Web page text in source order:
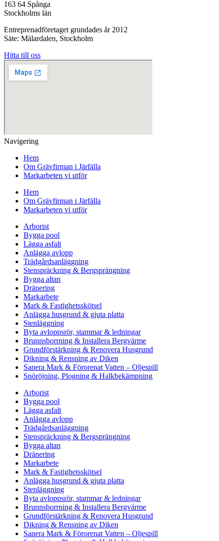
163 64 Spånga
Stockholms län
Entreprenadföretaget grundades år 2012
Säte: Mälardalen, Stockholm
Hitta till oss
Navigering
Hem
Om Grävfirman i Järfälla
Markarbeten vi utför
Hem
Om Grävfirman i Järfälla
Markarbeten vi utför
Arborist
Bygga pool
Lägga asfalt
Anlägga avlopp
Trädgårdsanläggning
Stenspräckning & Bergsprängning
Bygga altan
Dränering
Markarbete
Mark & Fastighetsskötsel
Anlägga husgrund & gjuta platta
Stenläggning
Byta avloppsrör, stammar & ledningar
Brunnsborrning & Installera Bergvärme
Grundförstärkning & Renovera Husgrund
Dikning & Rensning av Diken
Sanera Mark & Förorenat Vatten – Oljespill
Snöröjning, Plogning & Halkbekämpning
Arborist
Bygga pool
Lägga asfalt
Anlägga avlopp
Trädgårdsanläggning
Stenspräckning & Bergsprängning
Bygga altan
Dränering
Markarbete
Mark & Fastighetsskötsel
Anlägga husgrund & gjuta platta
Stenläggning
Byta avloppsrör, stammar & ledningar
Brunnsborrning & Installera Bergvärme
Grundförstärkning & Renovera Husgrund
Dikning & Rensning av Diken
Sanera Mark & Förorenat Vatten – Oljespill